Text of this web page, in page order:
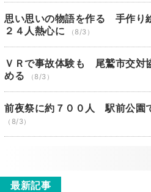
思い思いの物語を作る 手作
２４人熱心に
（8/3）
ＶＲで事故体験も 尾鷲市交
める
（8/3）
前夜祭に約７００人 駅前公園
（8/3）
最新記事